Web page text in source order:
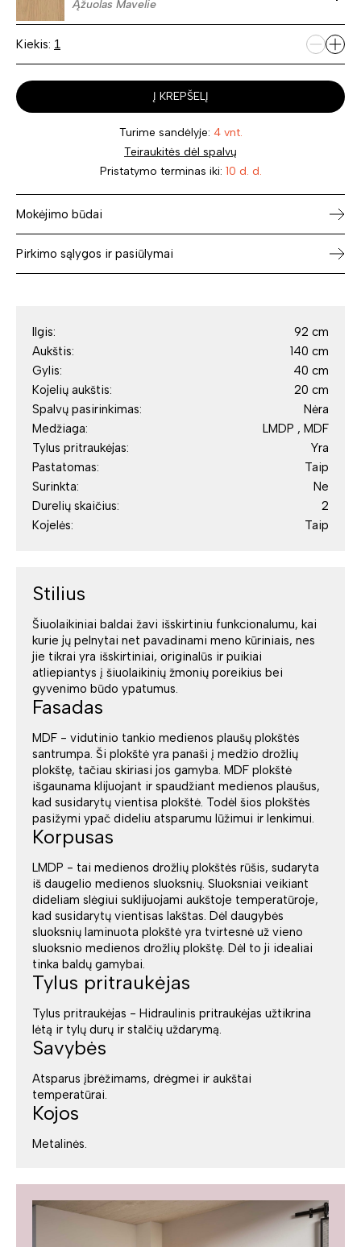
Ąžuolas Mavelie
Kiekis:
Į KREPŠELĮ
Turime sandėlyje: 4 vnt.
Teiraukitės dėl spalvų
Pristatymo terminas iki: 10 d. d.
Mokėjimo būdai
Pirkimo sąlygos ir pasiūlymai
Ilgis:
92 cm
Aukštis:
140 cm
Gylis:
40 cm
Kojelių aukštis:
20 cm
Spalvų pasirinkimas:
Nėra
Medžiaga:
LMDP , MDF
Tylus pritraukėjas:
Yra
Pastatomas:
Taip
Surinkta:
Ne
Durelių skaičius:
2
Kojelės:
Taip
Stilius
Šiuolaikiniai baldai žavi išskirtiniu funkcionalumu, kai
kurie jų pelnytai net pavadinami meno kūriniais, nes
jie tikrai yra išskirtiniai, originalūs ir puikiai
atliepiantys į šiuolaikinių žmonių poreikius bei
gyvenimo būdo ypatumus.
Fasadas
MDF - vidutinio tankio medienos plaušų plokštės
santrumpa. Ši plokštė yra panaši į medžio drožlių
plokštę, tačiau skiriasi jos gamyba. MDF plokštė
išgaunama klijuojant ir spaudžiant medienos plaušus,
kad susidarytų vientisa plokštė. Todėl šios plokštės
pasižymi ypač dideliu atsparumu lūžimui ir lenkimui.
Korpusas
LMDP - tai medienos drožlių plokštės rūšis, sudaryta
iš daugelio medienos sluoksnių. Sluoksniai veikiant
dideliam slėgiui suklijuojami aukštoje temperatūroje,
kad susidarytų vientisas lakštas. Dėl daugybės
sluoksnių laminuota plokštė yra tvirtesnė už vieno
sluoksnio medienos drožlių plokštę. Dėl to ji idealiai
tinka baldų gamybai.
Tylus pritraukėjas
Tylus pritraukėjas - Hidraulinis pritraukėjas užtikrina
lėtą ir tylų durų ir stalčių uždarymą.
Savybės
Atsparus įbrėžimams, drėgmei ir aukštai
temperatūrai.
Kojos
Metalinės.